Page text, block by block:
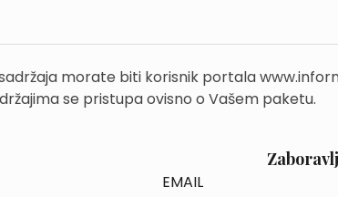
morate biti korisnik portala
se pristupa ovisno o Vašem paketu.
EMAIL